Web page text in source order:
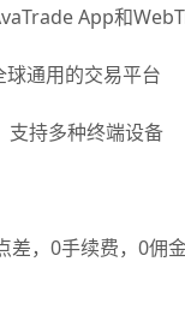
App和
通用的交易平台
持多种终端设备
，0手续费，0佣金